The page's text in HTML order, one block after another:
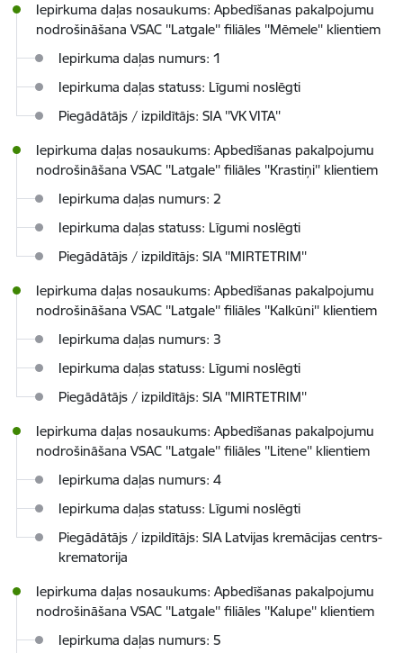
Iepirkuma daļas nosaukums: Apbedīšanas pakalpojumu
nodrošināšana VSAC ''Latgale'' filiāles ''Mēmele'' klientiem
Iepirkuma daļas numurs: 1
Iepirkuma daļas statuss: Līgumi noslēgti
Piegādātājs / izpildītājs: SIA ''VK VITA''
Iepirkuma daļas nosaukums: Apbedīšanas pakalpojumu
nodrošināšana VSAC ''Latgale'' filiāles ''Krastiņi'' klientiem
Iepirkuma daļas numurs: 2
Iepirkuma daļas statuss: Līgumi noslēgti
Piegādātājs / izpildītājs: SIA ''MIRTETRIM''
Iepirkuma daļas nosaukums: Apbedīšanas pakalpojumu
nodrošināšana VSAC ''Latgale'' filiāles ''Kalkūni'' klientiem
Iepirkuma daļas numurs: 3
Iepirkuma daļas statuss: Līgumi noslēgti
Piegādātājs / izpildītājs: SIA ''MIRTETRIM''
Iepirkuma daļas nosaukums: Apbedīšanas pakalpojumu
nodrošināšana VSAC ''Latgale'' filiāles ''Litene'' klientiem
Iepirkuma daļas numurs: 4
Iepirkuma daļas statuss: Līgumi noslēgti
Piegādātājs / izpildītājs: SIA Latvijas kremācijas centrs-
krematorija
Iepirkuma daļas nosaukums: Apbedīšanas pakalpojumu
nodrošināšana VSAC ''Latgale'' filiāles ''Kalupe'' klientiem
Iepirkuma daļas numurs: 5